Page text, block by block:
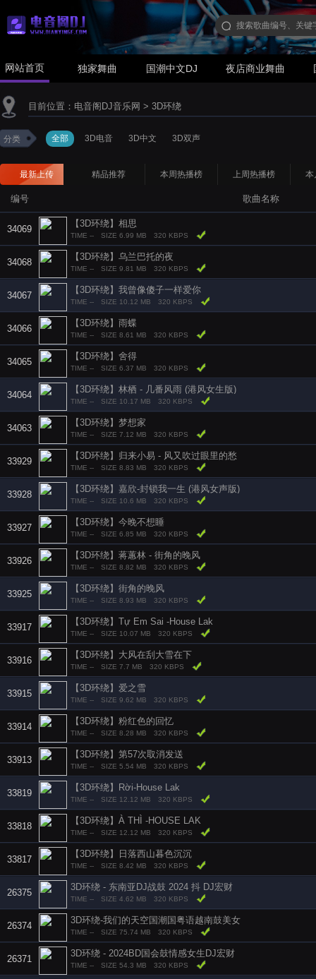
网站首页 独家舞曲 国潮中文DJ 夜店商业舞曲
目前位置： 电音阁DJ音乐网 > 3D环绕
分类 全部 3D电音 3D中文 3D双声
最新上传 精品推荐 本周热播榜 上周热播榜 本
编号 歌曲名称
34069
【3D环绕】相思
TIME -- SIZE 6.99 MB 320 KBPS
34068
【3D环绕】乌兰巴托的夜
TIME -- SIZE 9.81 MB 320 KBPS
34067
【3D环绕】我曾像傻子一样爱你
TIME -- SIZE 10.12 MB 320 KBPS
34066
【3D环绕】雨蝶
TIME -- SIZE 8.61 MB 320 KBPS
34065
【3D环绕】舍得
TIME -- SIZE 6.37 MB 320 KBPS
34064
【3D环绕】林栖 - 几番风雨 (港风女生版)
TIME -- SIZE 10.17 MB 320 KBPS
34063
【3D环绕】梦想家
TIME -- SIZE 7.12 MB 320 KBPS
33929
【3D环绕】归来小易 - 风又吹过眼里的愁
TIME -- SIZE 8.83 MB 320 KBPS
33928
【3D环绕】嘉欣-封锁我一生 (港风女声版)
TIME -- SIZE 10.6 MB 320 KBPS
33927
【3D环绕】今晚不想睡
TIME -- SIZE 6.85 MB 320 KBPS
33926
【3D环绕】蒋蕙林 - 街角的晚风
TIME -- SIZE 8.82 MB 320 KBPS
33925
【3D环绕】街角的晚风
TIME -- SIZE 8.93 MB 320 KBPS
33917
【3D环绕】Tự Em Sai -House Lak
TIME -- SIZE 10.07 MB 320 KBPS
33916
【3D环绕】大风在刮大雪在下
TIME -- SIZE 7.7 MB 320 KBPS
33915
【3D环绕】爱之雪
TIME -- SIZE 9.62 MB 320 KBPS
33914
【3D环绕】粉红色的回忆
TIME -- SIZE 8.28 MB 320 KBPS
33913
【3D环绕】第57次取消发送
TIME -- SIZE 5.54 MB 320 KBPS
33819
【3D环绕】Rời-House Lak
TIME -- SIZE 12.12 MB 320 KBPS
33818
【3D环绕】À THÌ -HOUSE LAK
TIME -- SIZE 12.12 MB 320 KBPS
33817
【3D环绕】日落西山暮色沉沉
TIME -- SIZE 8.42 MB 320 KBPS
26375
3D环绕 - 东南亚DJ战鼓 2024 抖 DJ宏财
TIME -- SIZE 4.62 MB 320 KBPS
26374
3D环绕-我们的天空国潮国粤语越南鼓美女
TIME -- SIZE 75.74 MB 320 KBPS
26371
3D环绕 - 2024BD国会鼓情感女生DJ宏财
TIME -- SIZE 54.3 MB 320 KBPS